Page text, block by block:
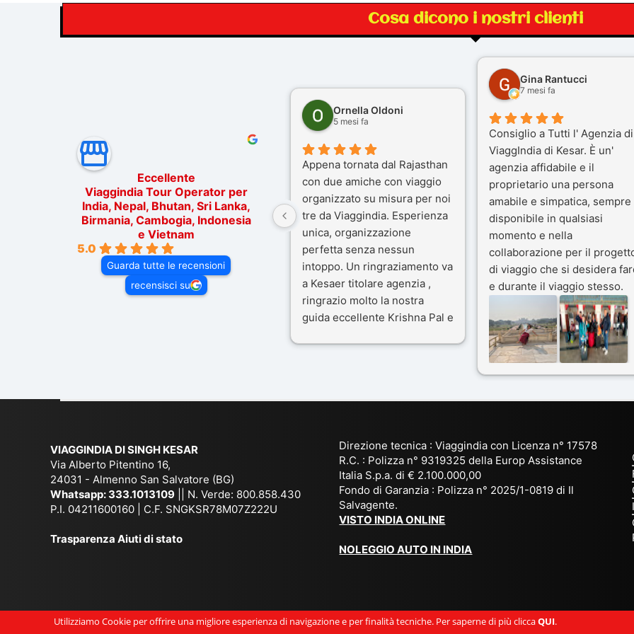
Cosa dicono i nostri clienti
Eccellente
Viaggindia Tour Operator per
India, Nepal, Bhutan, Sri Lanka,
Birmania, Cambogia, Indonesia
e Vietnam
5.0
Guarda tutte le recensioni
recensisci su
Ornella Oldoni
5 mesi fa
Appena tornata dal Rajasthan
con due amiche con viaggio
organizzato su misura per noi
tre da Viaggindia. Esperienza
unica, organizzazione
perfetta senza nessun
intoppo. Un ringraziamento va
a Kesaer titolare agenzia ,
ringrazio molto la nostra
guida eccellente Krishna Pal e
consiglio questa agenzia
Gina Rantucci
7 mesi fa
Consiglio a Tutti l' Agenzia di
ViaggIndia di Kesar. È un'
agenzia affidabile e il
proprietario una persona
amabile e simpatica, sempre
disponibile in qualsiasi
momento e nella
collaborazione per il
di viaggio che si desidera
e durante il viaggio stesso.
Siamo stati 3 settimane in
India a novembre 2025, 5
amici e il viaggio alla scoperta
del Rajasthan e Varanasi è
ai servizi dell' Agenzia con
per la scelta degli Hotel.
Kesar il proprietario dell'
prima di partire: molto
persona speciale e come
prima esperienza si può
VIAGGINDIA DI SINGH KESAR
Via Alberto Pitentino 16,
24031 - Almenno San Salvatore (BG)
Whatsapp: 333.1013109 || N. Verde: 800.858.430
P.I. 04211600160 | C.F. SNGKSR78M07Z222U
Trasparenza Aiuti di stato
Direzione tecnica : Viaggindia con Licenza n° 17578
R.C. : Polizza n° 9319325 della Europ Assistance
Italia S.p.a. di € 2.100.000,00
Fondo di Garanzia : Polizza n° 2025/1-0819 di Il
Salvagente.
VISTO INDIA ONLINE
NOLEGGIO AUTO IN INDIA
Utilizziamo Cookie per offrire una migliore esperienza di navigazione e per finalità tecniche. Per saperne di più cliccaQUI.